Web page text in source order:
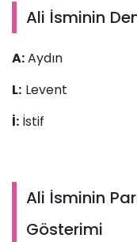
Ali İsminin
A:Aydın
L: Levent
İ: İstif
Ali İsminin
Gösterimi